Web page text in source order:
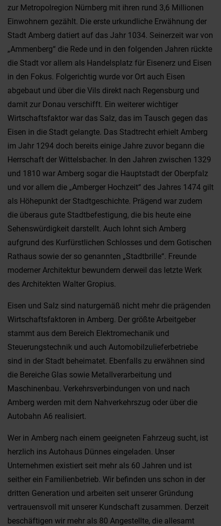
zur Metropolregion Nürnberg mit ihren rund 3,6 Millionen
Einwohnern gezählt. Die erste urkundliche Erwähnung der
Stadt Amberg datiert auf das Jahr 1034. Seinerzeit war von
„Ammenberg“ die Rede und in den folgenden Jahren rückte
die Stadt vor allem als Handelsplatz für Eisenerz und Eisen
in den Fokus. Folgerichtig wurde vor Ort auch Eisen
abgebaut und über die Vils direkt nach Regensburg und
damit zur Donau verschifft. Ein weiterer wichtiger
Wirtschaftsfaktor war das Salz, das im Tausch gegen das
Eisen in die Stadt gelangte. Das Stadtrecht erhielt Amberg
im Jahr 1294 doch bereits einige Jahre zuvor begann die
Herrschaft der Wittelsbacher. In den Jahren zwischen 1329
und 1810 war Amberg sogar die Hauptstadt der Oberpfalz
und vor allem die „Amberger Hochzeit“ des Jahres 1474 gilt
als Höhepunkt der Stadtgeschichte. Prägend war zudem
die überaus gute Stadtbefestigung, die bis heute eine
Sehenswürdigkeit darstellt. Auch lohnt sich Amberg
aufgrund des Kurfürstlichen Schlosses und dem Gotischen
Rathaus sowie der so genannten „Stadtbrille“. Freunde
moderner Architektur bewundern derweil das letzte Werk
des Architekten Walter Gropius.
Eisen und Salz sind naturgemäß nicht mehr die prägenden
Wirtschaftsfaktoren in Amberg. Der größte Arbeitgeber
stammt aus dem Bereich Elektromechanik und
Steuerungstechnik und auch Automobilzulieferbetriebe
sind in der Stadt beheimatet. Ebenfalls zu erwähnen sind
die Bereiche Glas sowie Metallverarbeitung und
Maschinenbau. Verkehrsverbindungen von und nach
Amberg werden mit dem Nahverkehrszug oder über die
Autobahn A6 realisiert.
Wer in Amberg nach einem geeigneten Fahrzeug sucht, ist
herzlich ins Autohaus Dünnes eingeladen. Unser
Unternehmen existiert seit mehr als 60 Jahren und ist
seither ein Familienbetrieb. Wir befinden uns schon in der
dritten Generation und arbeiten seit unserer Gründung
vertrauensvoll mit unserer Kundschaft zusammen. Derzeit
beschäftigen wir mehr als 80 Angestellte, die allesamt